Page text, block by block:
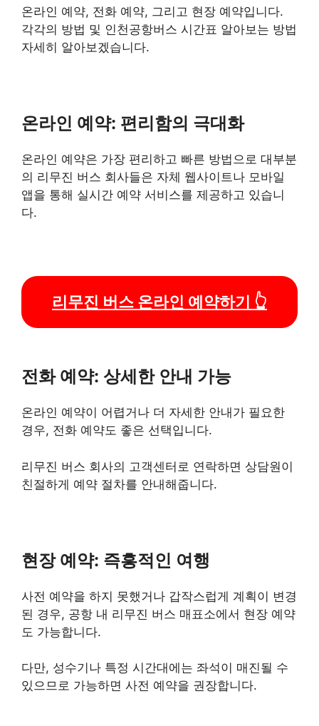
온라인 예약, 전화 예약, 그리고 현장 예약입니다.
각각의 방법 및 인천공항버스 시간표 알아보는 방법
자세히 알아보겠습니다.
온라인 예약: 편리함의 극대화
온라인 예약은 가장 편리하고 빠른 방법으로 대부분
의 리무진 버스 회사들은 자체 웹사이트나 모바일
앱을 통해 실시간 예약 서비스를 제공하고 있습니
다.
리무진 버스 온라인 예약하기 👆
전화 예약: 상세한 안내 가능
온라인 예약이 어렵거나 더 자세한 안내가 필요한
경우, 전화 예약도 좋은 선택입니다.
리무진 버스 회사의 고객센터로 연락하면 상담원이
친절하게 예약 절차를 안내해줍니다.
현장 예약: 즉흥적인 여행
사전 예약을 하지 못했거나 갑작스럽게 계획이 변경
된 경우, 공항 내 리무진 버스 매표소에서 현장 예약
도 가능합니다.
다만, 성수기나 특정 시간대에는 좌석이 매진될 수
있으므로 가능하면 사전 예약을 권장합니다.